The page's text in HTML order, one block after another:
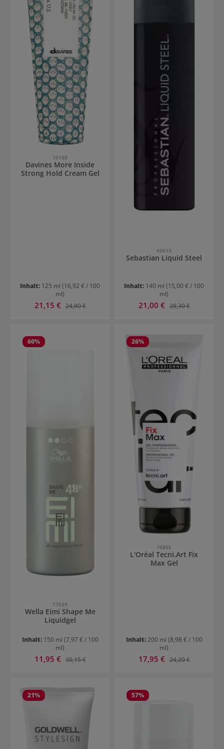
70158
Davines More Inside
Strong Hold Cream Gel
Inhalt: 125 ml (16,92 € / 100
ml)
Verkaufspreis:
21,15 € Regulärer Preis:
24,80 €
45013
Sebastian Liquid Steel
Inhalt: 140 ml (15,00 € / 100
ml)
Verkaufspreis:
21,00 € Regulärer Preis:
28,30 €
60%
17529
Wella Eimi Shape Me
Liquidgel
Inhalt: 150 ml (7,97 € / 100
ml)
Verkaufspreis:
11,95 € Regulärer Preis:
30,15 €
26%
16855
L'Oréal Tecni.Art Fix
Max Gel
Inhalt:200 ml (8,98 € / 100
ml)
Verkaufspreis:
17,95 € Regulärer Preis:
24,20 €
21% 57%